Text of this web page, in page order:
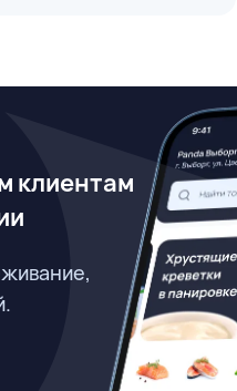
клиентам